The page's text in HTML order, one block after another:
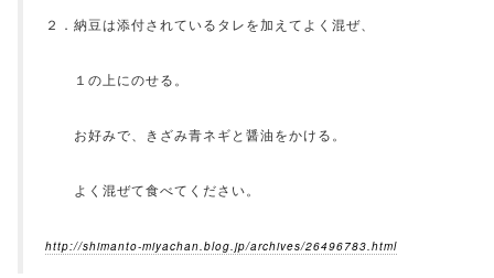
２．納豆は添付されているタレを加えてよく混ぜ、
１の上にのせる。
お好みで、きざみ青ネギと醤油をかける。
よく混ぜて食べてください。
http://shimanto-miyachan.blog.jp/archives/26496783.html